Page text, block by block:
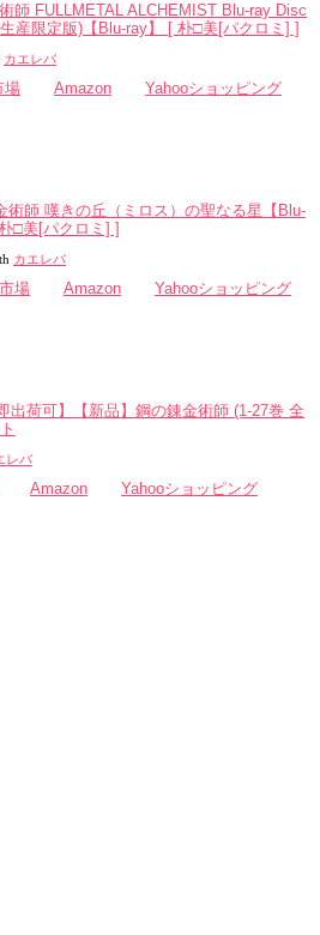
師 FULLMETAL ALCHEMIST Blu-ray Disc
産限定版)【Blu-ray】 [ 朴□美[パクロミ] ]
カエレバ
場 Amazon Yahooショッピング
術師 嘆きの丘（ミロス）の聖なる星【Blu-
□美[パクロミ] ]
カエレバ
場 Amazon Yahooショッピング
出荷可】【新品】鋼の錬金術師 (1-27巻 全
レバ
Amazon Yahooショッピング